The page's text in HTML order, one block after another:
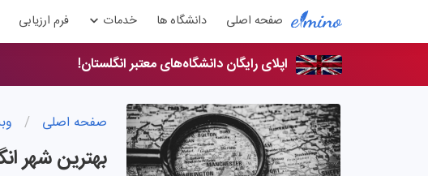
صفحه اصلی دانشگاه ها خدمات فرم ارزیابی
اپلای رایگان دانشگاه‌های معتبر انگلستان!
صفحه اصلی /
بهترین شهر